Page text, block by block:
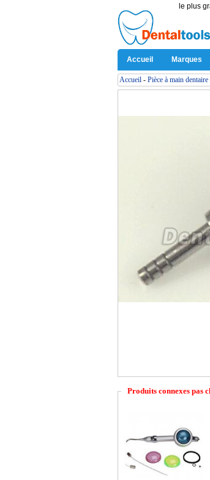
le plus
Accueil Marques
Accueil - Pièce à main dentaire
Produits connexes pas